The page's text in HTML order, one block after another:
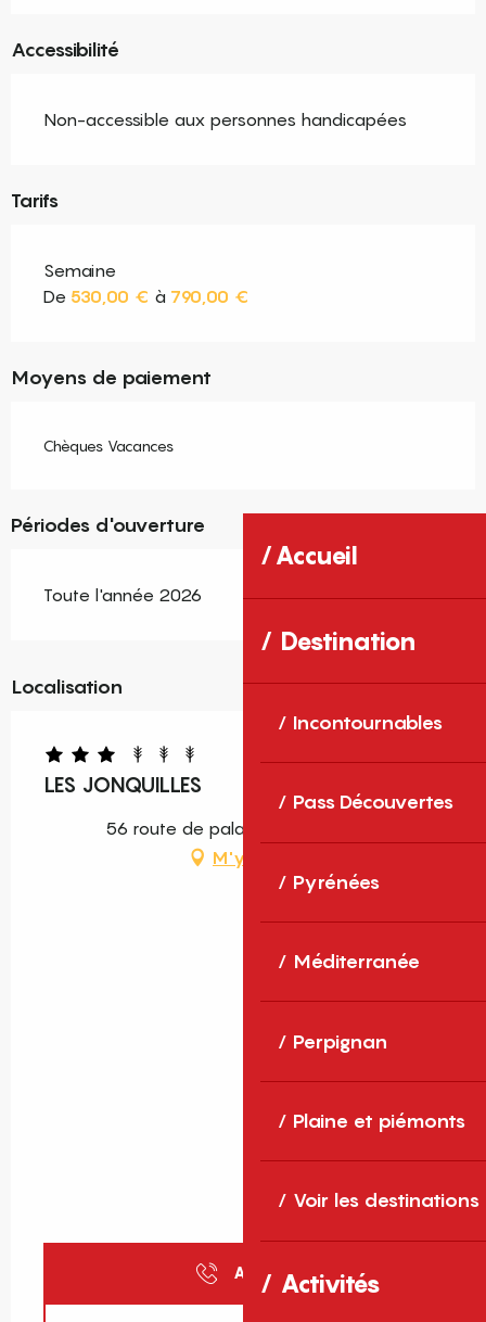
Accueil
Destination
Incontournables
Pass Découvertes
Pyrénées
Méditerranée
Perpignan
Plaine et piémonts
Voir les destinations
Activités
Accessibilité
Non-accessible aux personnes handicapées
Tarifs
Semaine
De 530,00 € à 790,00 €
Moyens de paiement
Chèques Vacances
Périodes d'ouverture
Toute l'année 2026
Localisation
LES JONQUILLES
56 route de palau, 66690 Sorède
M'y rendre
Appeler